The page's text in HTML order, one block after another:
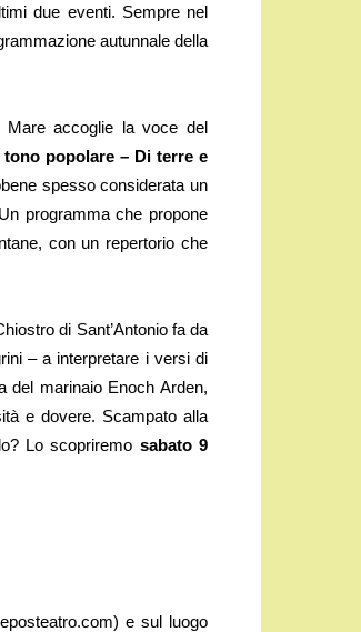
due eventi. Sempre nel
autunnale della
Mare accoglie la voce del
tono popolare – Di terre e
spesso considerata un
programma che propone
con un repertorio che
di Sant’Antonio fa da
– a interpretare i versi di
del marinaio Enoch Arden,
e dovere. Scampato alla
Lo scopriremo sabato 9
e sul luogo